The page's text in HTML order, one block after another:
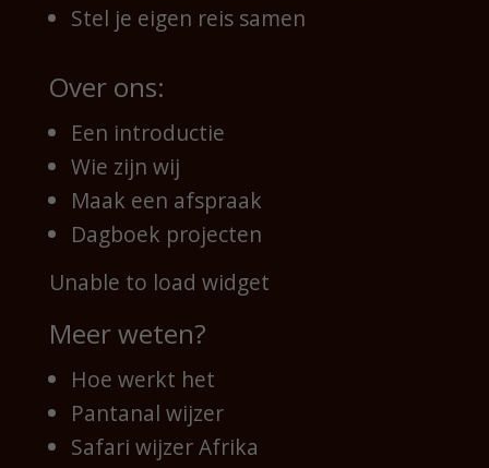
Stel je eigen reis samen
Over ons:
Een introductie
Wie zijn wij
Maak een afspraak
Dagboek projecten
Unable to load widget
Meer weten?
Hoe werkt het
Pantanal wijzer
Safari wijzer Afrika